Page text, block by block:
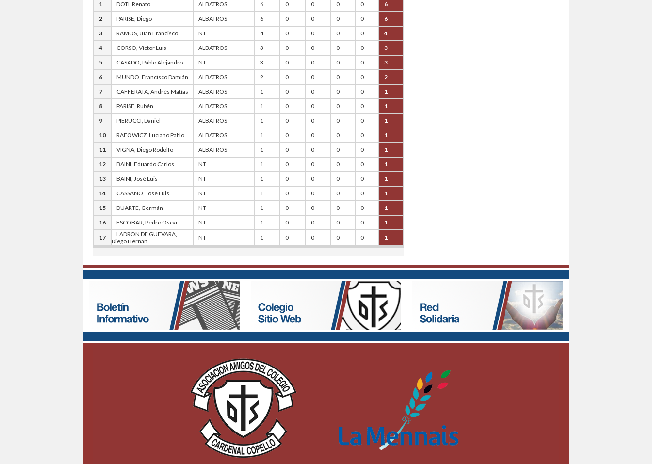
1
DOTI, Renato ALBATROS 6 0 0 0 0
6
2
PARISE, Diego ALBATROS 6 0 0 0 0
6
3
RAMOS, Juan Francisco NT 4 0 0 0 0
4
4
CORSO, Víctor Luis ALBATROS 3 0 0 0 0
3
5
CASADO, Pablo Alejandro NT 3 0 0 0 0
3
6
MUNDO, Francisco Damián ALBATROS 2 0 0 0 0
2
7
CAFFERATA, Andrés Matías ALBATROS 1 0 0 0 0
1
8
PARISE, Rubén ALBATROS 1 0 0 0 0
1
9
PIERUCCI, Daniel ALBATROS 1 0 0 0 0
1
10
RAFOWICZ, Luciano Pablo ALBATROS 1 0 0 0 0
1
11
VIGNA, Diego Rodolfo ALBATROS 1 0 0 0 0
1
12
BAINI, Eduardo Carlos NT 1 0 0 0 0
1
13
BAINI, José Luis NT 1 0 0 0 0
1
14
CASSANO, José Luis NT 1 0 0 0 0
1
15
DUARTE, Germán NT 1 0 0 0 0
1
16
ESCOBAR, Pedro Oscar NT 1 0 0 0 0 1
17
LADRON DE GUEVARA,
Diego Hernán
NT 1 0 0 0 0 1